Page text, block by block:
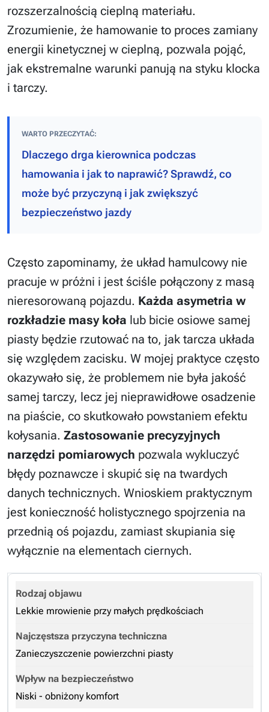
rozszerzalnością cieplną materiału.
Zrozumienie, że hamowanie to proces zamiany
energii kinetycznej w cieplną, pozwala pojąć,
jak ekstremalne warunki panują na styku klocka
i tarczy.
WARTO PRZECZYTAĆ:
Dlaczego drga kierownica podczas
hamowania i jak to naprawić? Sprawdź, co
może być przyczyną i jak zwiększyć
bezpieczeństwo jazdy
Często zapominamy, że układ hamulcowy nie
pracuje w próżni i jest ściśle połączony z masą
nieresorowaną pojazdu. Każda asymetria w
rozkładzie masy koła lub bicie osiowe samej
piasty będzie rzutować na to, jak tarcza układa
się względem zacisku. W mojej praktyce często
okazywało się, że problemem nie była jakość
samej tarczy, lecz jej nieprawidłowe osadzenie
na piaście, co skutkowało powstaniem efektu
kołysania. Zastosowanie precyzyjnych
narzędzi pomiarowych pozwala wykluczyć
błędy poznawcze i skupić się na twardych
danych technicznych. Wnioskiem praktycznym
jest konieczność holistycznego spojrzenia na
przednią oś pojazdu, zamiast skupiania się
wyłącznie na elementach ciernych.
Lekkie mrowienie przy małych prędkościach
Zanieczyszczenie powierzchni piasty
Niski - obniżony komfort